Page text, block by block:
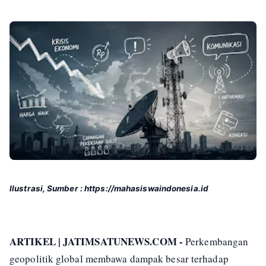
Ilustrasi, Sumber : https://mahasiswaindonesia.id
ARTIKEL | JATIMSATUNEWS.COM - Perkembangan
geopolitik global membawa dampak besar terhadap